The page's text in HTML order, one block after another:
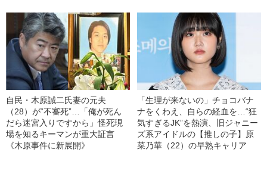
自民・木原誠二氏妻の元夫
（28）が“不審死”…「俺が死ん
だら迷宮入りですから」怪死現
場を知るキーマンが重大証言
《木原事件に新展開》
「生理が来ないの」チョコバナ
ナをくわえ、自らの経血を…“狂
気すぎるJK”を熱演、旧ジャニー
ズ系アイドルの【推しの子】原
菜乃華（22）の早熟キャリア